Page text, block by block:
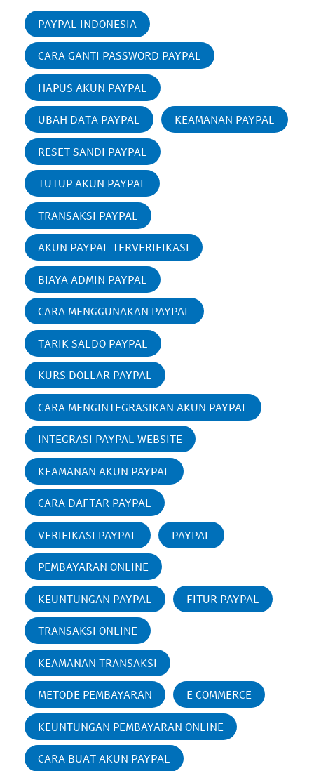
PAYPAL INDONESIA
CARA GANTI PASSWORD PAYPAL
HAPUS AKUN PAYPAL
UBAH DATA PAYPAL KEAMANAN PAYPAL
RESET SANDI PAYPAL
TUTUP AKUN PAYPAL
TRANSAKSI PAYPAL
AKUN PAYPAL TERVERIFIKASI
BIAYA ADMIN PAYPAL
CARA MENGGUNAKAN PAYPAL
TARIK SALDO PAYPAL
KURS DOLLAR PAYPAL
CARA MENGINTEGRASIKAN AKUN PAYPAL
INTEGRASI PAYPAL WEBSITE
KEAMANAN AKUN PAYPAL
CARA DAFTAR PAYPAL
VERIFIKASI PAYPAL PAYPAL
PEMBAYARAN ONLINE
KEUNTUNGAN PAYPAL FITUR PAYPAL
TRANSAKSI ONLINE
KEAMANAN TRANSAKSI
METODE PEMBAYARAN E COMMERCE
KEUNTUNGAN PEMBAYARAN ONLINE
CARA BUAT AKUN PAYPAL